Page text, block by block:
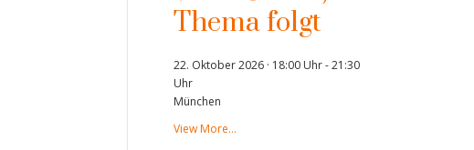
Thema folgt
22. Oktober 2026 · 18:00 Uhr-21:30
Uhr
München
View More…